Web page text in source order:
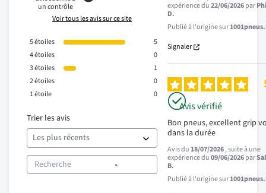
un contrôle
Voir tous les avis sur ce site
5étoiles
5
4étoiles
0
3étoiles
1
2étoiles
0
1étoile 0
Trier les avis
expérience du22/06/2026par
D.
Publié à l'origine sur
Signaler
Avis vérifié
Bon pneus, excellent grip
dans la durée
Avis du18/07/2026, suite à une
expérience du09/06/2026par
B.
Publié à l'origine sur